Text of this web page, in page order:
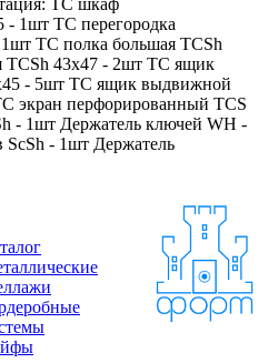
1шт TC перегородка
TC полка большая TCSh
TCSh 43х47 - 2шт TC ящик
- 5шт TC ящик выдвижной
экран перфорированный TCS
- 1шт Держатель ключей WH -
ScSh - 1шт Держатель